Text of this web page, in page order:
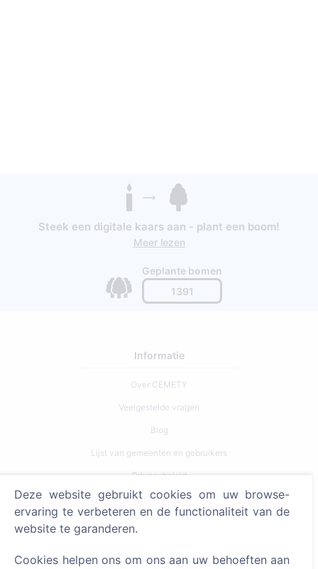
Steek een digitale kaars aan - plant een boom!
Meer lezen
Geplante bomen
1391
Informatie
Over CEMETY
Veelgestelde vragen
Blog
Lijst van gemeenten en gebruikers
Privacybeleid
Betalingsbeleid
Deze website gebruikt cookies om uw browse-
ervaring te verbeteren en de functionaliteit van de
website te garanderen.
Cookies helpen ons om ons aan uw behoeften aan